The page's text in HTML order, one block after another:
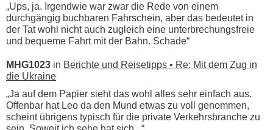
„Ups, ja. Irgendwie war zwar die Rede von einem
durchgängig buchbaren Fahrschein, aber das bedeutet in
der Tat wohl nicht auch zugleich eine unterbrechungsfreie
und bequeme Fahrt mit der Bahn. Schade“
MHG1023 in Berichte und Reisetipps • Re: Mit dem Zug in
die Ukraine
„Ja auf dem Papier sieht das wohl alles sehr einfach aus.
Offenbar hat Leo da den Mund etwas zu voll genommen,
scheint übrigens typisch für die private Verkehrsbranche zu